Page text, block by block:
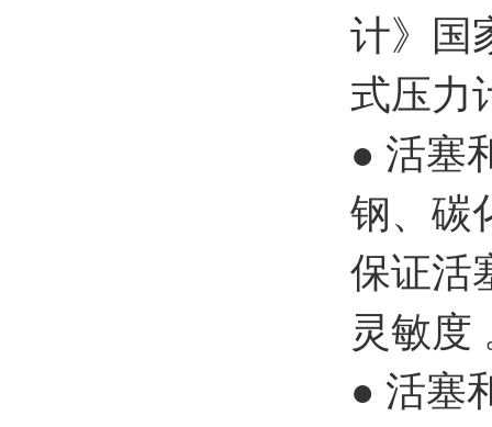
计》国
式压力
● 活塞
钢、碳
保证活
灵敏度
● 活塞